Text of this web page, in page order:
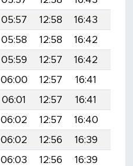
05:57 12:58 16:43
05:58 12:58 16:42
05:59 12:57 16:42
06:00 12:57 16:41
06:01 12:57 16:41
06:02 12:57 16:40
06:02 12:56 16:39
06:03 12:56 16:39